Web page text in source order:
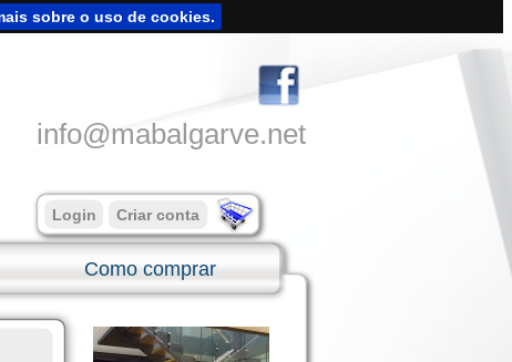
sobre o uso de cookies.
info@mabalgarve.net
Login Criar conta
Como comprar